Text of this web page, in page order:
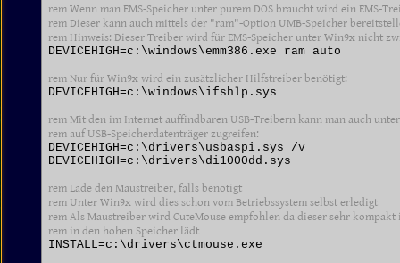
rem Wenn man EMS-Speicher unter purem DOS braucht wird ein EMS-
rem Dieser kann auch mittels der "ram"-Option UMB-Speicher
rem Hinweis: Dieser Treiber wird für EMS-Speicher unter Win9x nicht
DEVICEHIGH=c:\windows\emm386.exe ram auto
rem Nur für Win9x wird ein zusätzlicher Hilfstreiber benötigt:
DEVICEHIGH=c:\windows\ifshlp.sys
rem Mit den im Internet auffindbaren USB-Treibern kann man auch
rem auf USB-Speicherdatenträger zugreifen:
DEVICEHIGH=c:\drivers\usbaspi.sys /v
DEVICEHIGH=c:\drivers\di1000dd.sys
rem Lade den Maustreiber, falls benötigt
rem Unter Win9x wird dies schon vom Betriebssystem selbst erledigt
rem Als Maustreiber wird CuteMouse empfohlen da dieser sehr
rem in den hohen Speicher lädt
INSTALL=c:\drivers\ctmouse.exe